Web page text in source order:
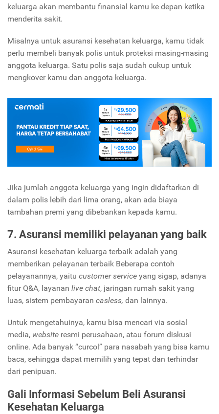
keluarga akan membantu finansial kamu ke depan ketika
menderita sakit.
Misalnya untuk asuransi kesehatan keluarga, kamu tidak
perlu membeli banyak polis untuk proteksi masing-masing
anggota keluarga. Satu polis saja sudah cukup untuk
mengkover kamu dan anggota keluarga.
Jika jumlah anggota keluarga yang ingin didaftarkan di
dalam polis lebih dari lima orang, akan ada biaya
tambahan premi yang dibebankan kepada kamu.
7. Asuransi memiliki pelayanan yang baik
Asuransi kesehatan keluarga terbaik adalah yang
memberikan pelayanan terbaik Beberapa contoh
pelayanannya, yaitu customer service yang sigap, adanya
fitur Q&A, layanan live chat, jaringan rumah sakit yang
luas, sistem pembayaran casless, dan lainnya.
Untuk mengetahuinya, kamu bisa mencari via sosial
media, website resmi perusahaan, atau forum diskusi
online. Ada banyak “curcol” para nasabah yang bisa kamu
baca, sehingga dapat memilih yang tepat dan terhindar
dari penipuan.
Gali Informasi Sebelum Beli Asuransi
Kesehatan Keluarga